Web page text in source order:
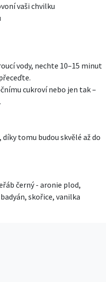
vaši chvilku
vody, nechte 10–15 minut
cukroví nebo jen tak –
tomu budou skvělé až do
černý - aronie plod,
skořice, vanilka